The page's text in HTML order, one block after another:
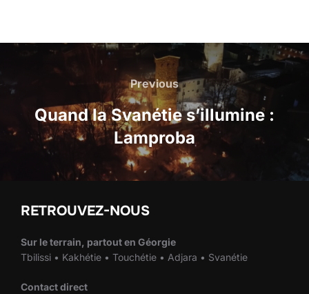
Navigation
de
l’article
Previous
Previous
Quand la Svanétie s’illumine :
Lamproba
RETROUVEZ-NOUS
Sur le terrain, partout en Géorgie
Tbilissi • Kakhétie • Touchétie • Adjara • Svanétie
Contact direct